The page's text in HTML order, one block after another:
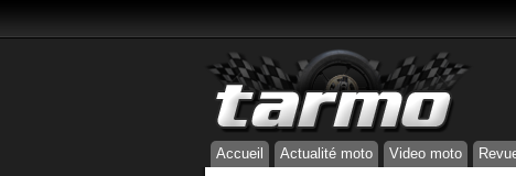
Accueil Actualité moto Video moto